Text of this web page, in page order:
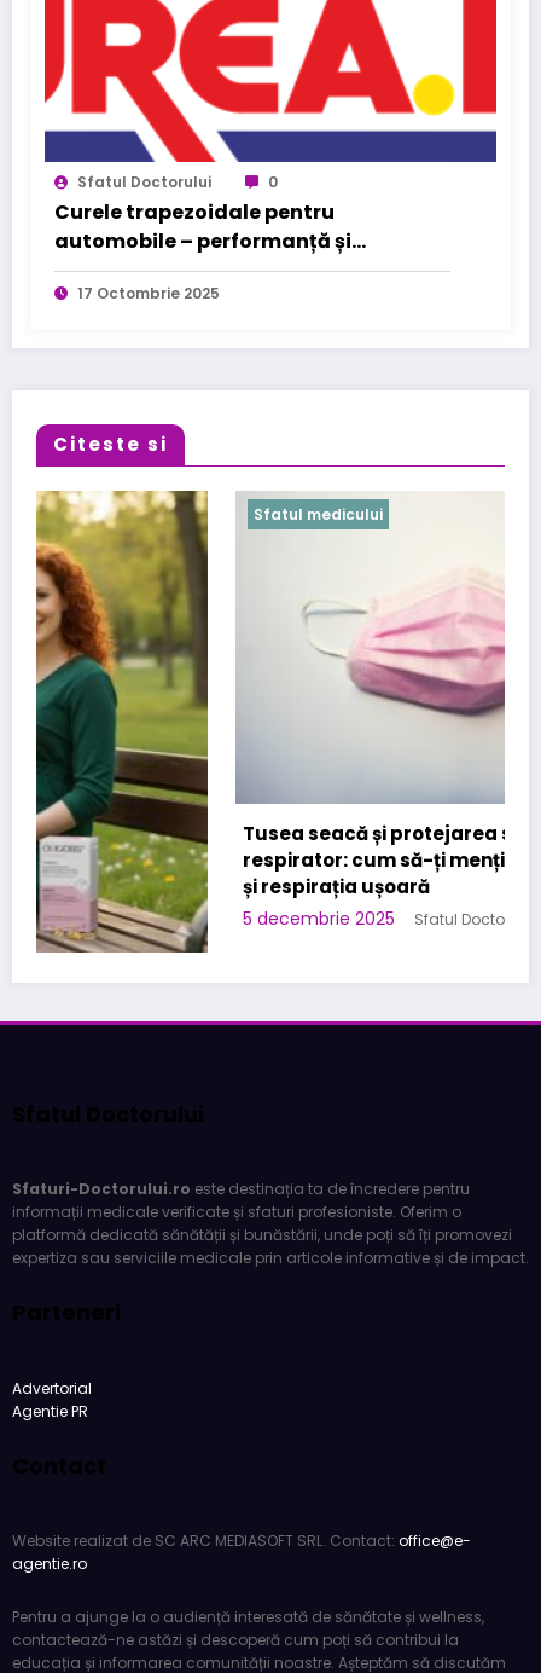
Sfatul Doctorului 0
Curele trapezoidale pentru
automobile – performanță și
fiabilitate pe termen lung
17 Octombrie 2025
Citeste si
Sfatul medicului
Tusea seacă și protejarea sistemului
respirator: cum să-ți menții plămânii sănătoși
și respirația ușoară
5 decembrie 2025 Sfatul Doctorului
Sfatul Doctorului
Sfaturi-Doctorului.ro este destinația ta de încredere pentru
informații medicale verificate și sfaturi profesioniste. Oferim o
platformă dedicată sănătății și bunăstării, unde poți să îți promovezi
expertiza sau serviciile medicale prin articole informative și de impact.
Parteneri
Advertorial
Agentie PR
Contact
Website realizat de SC ARC MEDIASOFT SRL. Contact: office@e-
agentie.ro
Pentru a ajunge la o audiență interesată de sănătate și wellness,
contactează-ne astăzi și descoperă cum poți să contribui la
educația și informarea comunității noastre. Așteptăm să discutăm